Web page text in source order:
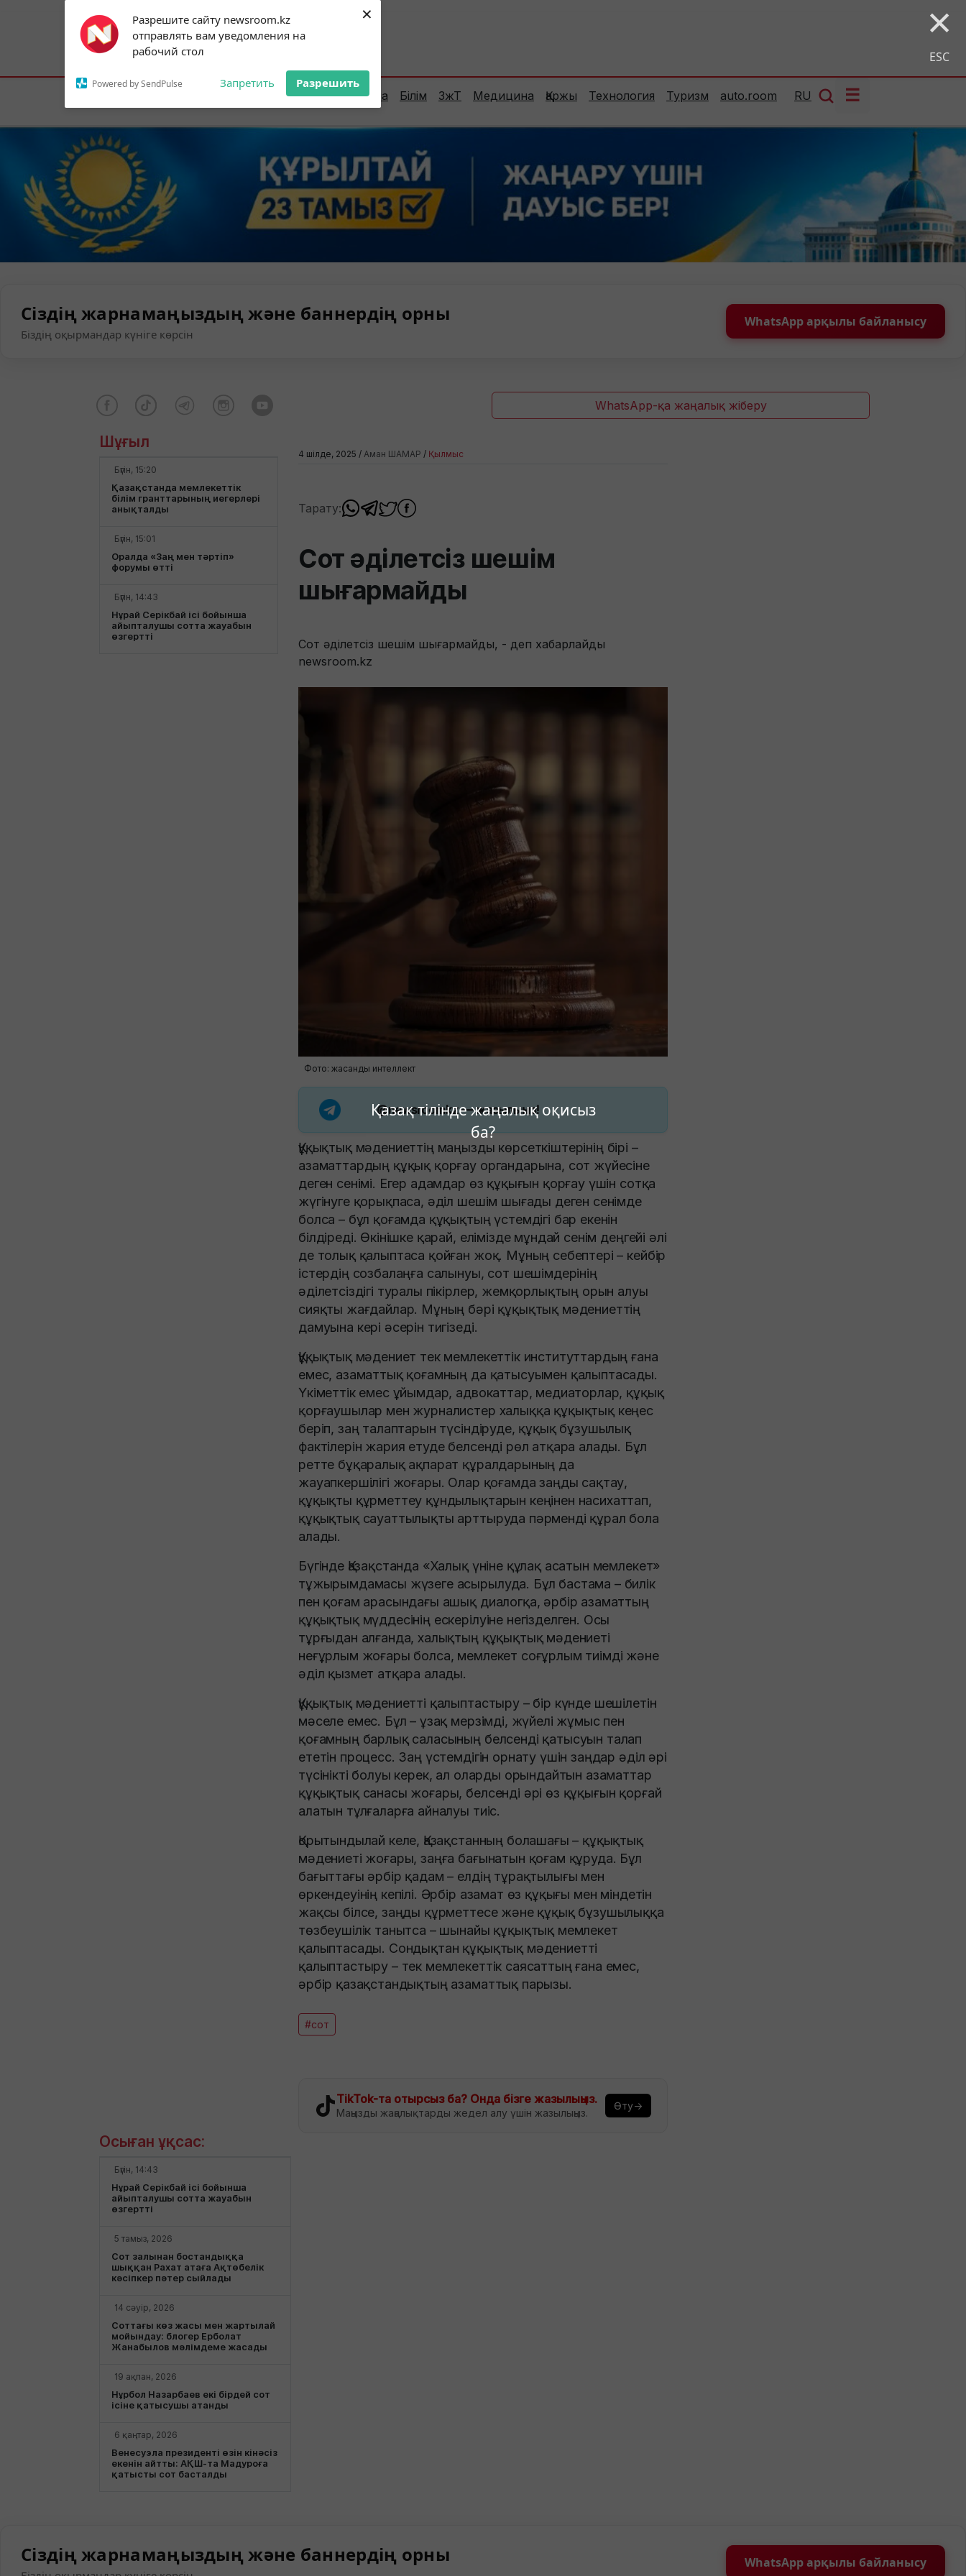
Разрешите сайту newsroom.kz
отправлять вам уведомления на
рабочий стол
Powered by SendPulse Запретить Разрешить
× ×
ESC
Қазақ тілінде жаңалық оқисыз
ба?
Subscribe to our
notifications!
To enable permission prompts, click on
the notification icon
Астана:23°C Алматы:34°C Шымкент:
Елорда Сараптама Білім ЗжТ Медицина Қаржы Технология Туризм auto.room RU ☰
Сіздің жарнамаңыздың және баннердің орны
Біздің оқырмандар күніге көрсін
WhatsApp арқылы байланысу
WhatsApp-қа жаңалық жіберу
Шұғыл
Бүгін, 15:20
Қазақстанда мемлекеттік
білім гранттарының иегерлері
анықталды
Бүгін, 15:01
Оралда «Заң мен тәртіп»
форумы өтті
Бүгін, 14:43
Нұрай Серікбай ісі бойынша
айыпталушы сотта жауабын
өзгертті
4 шілде, 2025 / Аман ШАМАР / Қылмыс
Тарату:
Сот әділетсіз шешім
шығармайды
Сот әділетсіз шешім шығармайды, - деп хабарлайды
newsroom.kz
Фото: жасанды интеллект
@newsroomkz— жазылыңыз!
Құқықтық мәдениеттің маңызды көрсеткіштерінің бірі –
азаматтардың құқық қорғау органдарына, сот жүйесіне
деген сенімі. Егер адамдар өз құқығын қорғау үшін сотқа
жүгінуге қорықпаса, әділ шешім шығады деген сенімде
болса – бұл қоғамда құқықтың үстемдігі бар екенін
білдіреді. Өкінішке қарай, елімізде мұндай сенім деңгейі әлі
де толық қалыптаса қойған жоқ. Мұның себептері – кейбір
істердің созбалаңға салынуы, сот шешімдерінің
әділетсіздігі туралы пікірлер, жемқорлықтың орын алуы
сияқты жағдайлар. Мұның бәрі құқықтық мәдениеттің
дамуына кері әсерін тигізеді.
Құқықтық мәдениет тек мемлекеттік институттардың ғана
емес, азаматтық қоғамның да қатысуымен қалыптасады.
Үкіметтік емес ұйымдар, адвокаттар, медиаторлар, құқық
қорғаушылар мен журналистер халыққа құқықтық кеңес
беріп, заң талаптарын түсіндіруде, құқық бұзушылық
фактілерін жария етуде белсенді рөл атқара алады. Бұл
ретте бұқаралық ақпарат құралдарының да
жауапкершілігі жоғары. Олар қоғамда заңды сақтау,
құқықты құрметтеу құндылықтарын кеңінен насихаттап,
құқықтық сауаттылықты арттыруда пәрменді құрал бола
алады.
Бүгінде Қазақстанда «Халық үніне құлақ асатын мемлекет»
тұжырымдамасы жүзеге асырылуда. Бұл бастама – билік
пен қоғам арасындағы ашық диалогқа, әрбір азаматтың
құқықтық мүддесінің ескерілуіне негізделген. Осы
тұрғыдан алғанда, халықтың құқықтық мәдениеті
неғұрлым жоғары болса, мемлекет соғұрлым тиімді және
әділ қызмет атқара алады.
Құқықтық мәдениетті қалыптастыру – бір күнде шешілетін
мәселе емес. Бұл – ұзақ мерзімді, жүйелі жұмыс пен
қоғамның барлық саласының белсенді қатысуын талап
ететін процесс. Заң үстемдігін орнату үшін заңдар әділ әрі
түсінікті болуы керек, ал оларды орындайтын азаматтар
құқықтық санасы жоғары, белсенді әрі өз құқығын қорғай
алатын тұлғаларға айналуы тиіс.
Қорытындылай келе, Қазақстанның болашағы – құқықтық
мәдениеті жоғары, заңға бағынатын қоғам құруда. Бұл
бағыттағы әрбір қадам – елдің тұрақтылығы мен
өркендеуінің кепілі. Әрбір азамат өз құқығы мен міндетін
жақсы білсе, заңды құрметтесе және құқық бұзушылыққа
төзбеушілік танытса – шынайы құқықтық мемлекет
қалыптасады. Сондықтан құқықтық мәдениетті
қалыптастыру – тек мемлекеттік саясаттың ғана емес,
әрбір қазақстандықтың азаматтық парызы.
#сот
TikTok-та отырсыз ба? Онда бізге жазылыңыз.
Маңызды жаңалықтарды жедел алу үшін жазылыңыз.
Өту→
Осыған ұқсас:
Бүгін, 14:43
Нұрай Серікбай ісі бойынша
айыпталушы сотта жауабын
өзгертті
5 тамыз, 2026
Сот залынан бостандыққа
шыққан Рахат атаға Ақтөбелік
кәсіпкер пәтер сыйлады
14 сәуір, 2026
Соттағы көз жасы мен жартылай
мойындау: блогер Ерболат
Жанабылов мәлімдеме жасады
19 ақпан, 2026
Нұрбол Назарбаев екі бірдей сот
ісіне қатысушы атанды
6 қаңтар, 2026
Венесуэла президенті өзін кінәсіз
екенін айтты: АҚШ-та Мадуроға
қатысты сот басталды
Сіздің жарнамаңыздың және баннердің орны WhatsApp арқылы байланысу